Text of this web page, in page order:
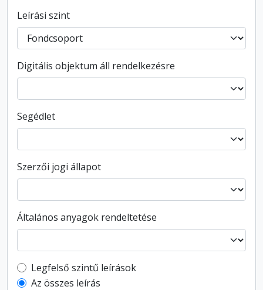
Leírási szint
Digitális objektum áll rendelkezésre
Segédlet
Szerzői jogi állapot
Általános anyagok rendeltetése
Top-level description filter
Legfelső szintű leírások
Az összes leírás